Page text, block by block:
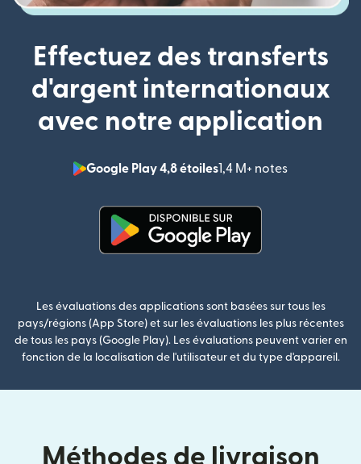
Effectuez des transferts
d'argent internationaux
avec notre application
Google Play 4,8 étoiles1,4 M+ notes
Les évaluations des applications sont basées sur tous les
pays/régions (App Store) et sur les évaluations les plus récentes
de tous les pays (Google Play). Les évaluations peuvent varier en
fonction de la localisation de l'utilisateur et du type d'appareil.
Méthodes de livraison